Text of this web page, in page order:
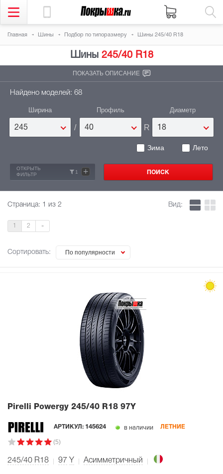
Главная Шины Подбор по типоразмеру Шины 245/40 R18
Шины 245/40 R18
ПОКАЗАТЬ ОПИСАНИЕ
Найдено моделей: 68
Ширина
245 /
Профиль
40 R
Диаметр
18
Зима Лето
ОТКРЫТЬ
ФИЛЬТР
1 +
Страница: 1 из 2
1 2 »
Сортировать: По популярности
Вид:
Pirelli Powergy 245/40 R18 97Y
АРТИКУЛ: 145624 в наличии ЛЕТНИЕ
(5)
245/40 R18 97 Y Асимметричный